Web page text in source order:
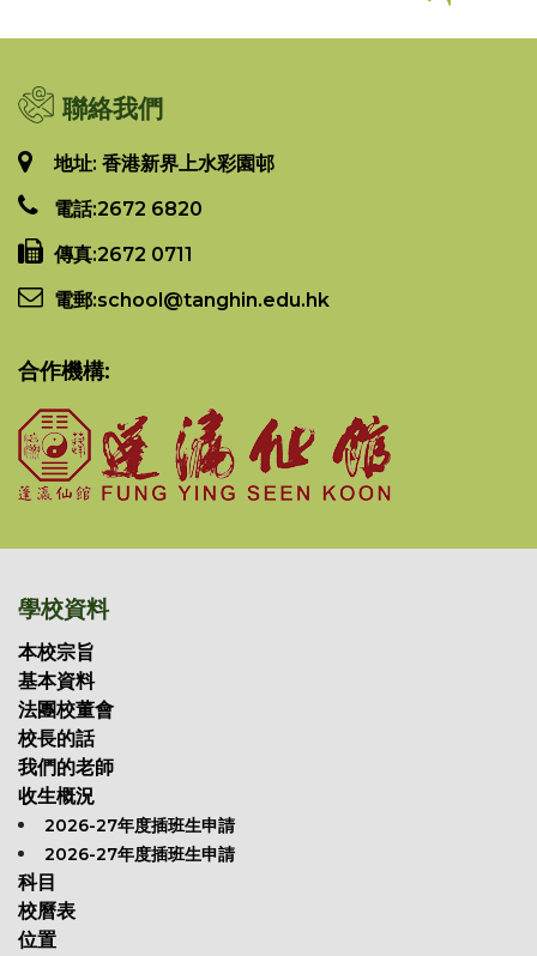
聯絡我們
地址: 香港新界上水彩園邨
電話:2672 6820
傳真:2672 0711
電郵:school@tanghin.edu.hk
合作機構:
學校資料
本校宗旨
基本資料
法團校董會
校長的話
我們的老師
收生概況
2026-27年度插班生申請
2026-27年度插班生申請
科目
校曆表
位置